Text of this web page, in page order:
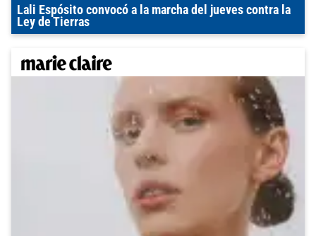
Lali Espósito convocó a la marcha del jueves contra la
Ley de Tierras